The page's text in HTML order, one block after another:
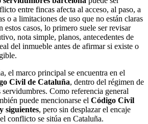
entre fincas afecta al acceso, al paso, a
o a limitaciones de uso que no están claras
estos casos, lo primero suele ser revisar
nota simple, planos, antecedentes de
del inmueble antes de afirmar si existe o
el marco principal se encuentra en el
Civil de Cataluña, dentro del régimen de
servidumbres. Como referencia general
puede mencionarse el Código Civil
siguientes, pero sin desplazar el encaje
conflicto se sitúa en Cataluña.